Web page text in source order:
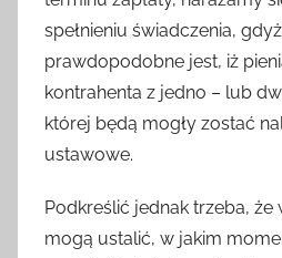
spełnieniu świadczenia,
prawdopodobne jest, iż
kontrahenta z jedno – lub
której będą mogły zostać
ustawowe.
Podkreślić jednak trzeba,
mogą ustalić, w jakim